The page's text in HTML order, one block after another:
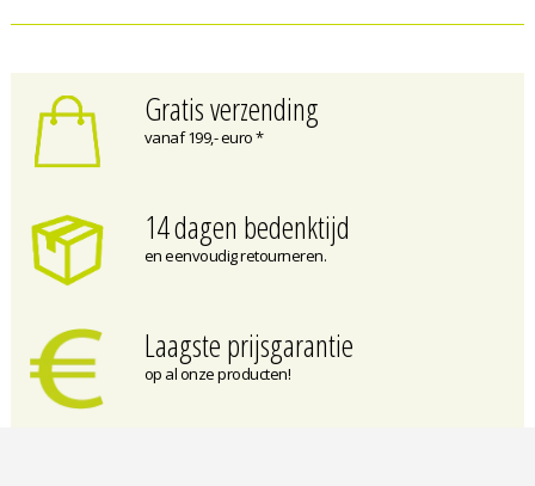
Gratis verzending
vanaf 199,- euro *
14 dagen bedenktijd
en eenvoudig retourneren.
Laagste prijsgarantie
op al onze producten!